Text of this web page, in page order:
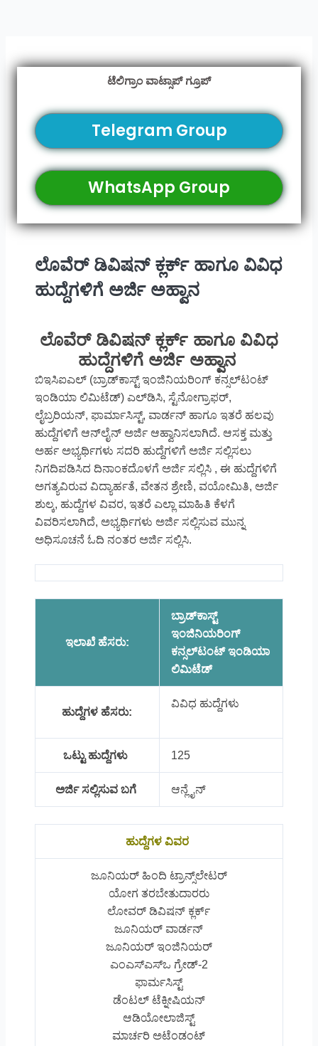
ಟೆಲಿಗ್ರಾಂ ವಾಟ್ಸಾಪ್ ಗ್ರೂಪ್
Telegram Group
WhatsApp Group
ಲೊವೆರ್ ಡಿವಿಷನ್ ಕ್ಲರ್ಕ್ ಹಾಗೂ ವಿವಿಧ
ಹುದ್ದೆಗಳಿಗೆ ಅರ್ಜಿ ಅಹ್ವಾನ
ಲೊವೆರ್ ಡಿವಿಷನ್ ಕ್ಲರ್ಕ್ ಹಾಗೂ ವಿವಿಧ
ಹುದ್ದೆಗಳಿಗೆ ಅರ್ಜಿ ಅಹ್ವಾನ
ಬಿಇಸಿಐಎಲ್ (ಬ್ರಾಡ್‌ಕಾಸ್ಟ್ ಇಂಜಿನಿಯರಿಂಗ್ ಕನ್ಸಲ್‌ಟಂಟ್‌
ಇಂಡಿಯಾ ಲಿಮಿಟೆಡ್) ಎಲ್‌ಡಿಸಿ, ಸ್ಟೆನೋಗ್ರಾಫರ್,
ಲೈಬ್ರರಿಯನ್, ಫಾರ್ಮಾಸಿಸ್ಟ್‌, ವಾರ್ಡನ್‌ ಹಾಗೂ ಇತರೆ ಹಲವು
ಹುದ್ದೆಗಳಿಗೆ ಆನ್‌ಲೈನ್‌ ಅರ್ಜಿ ಆಹ್ವಾನಿಸಲಾಗಿದೆ. ಆಸಕ್ತ ಮತ್ತು
ಅರ್ಹ ಅಭ್ಯರ್ಥಿಗಳು ಸದರಿ ಹುದ್ದೆಗಳಿಗೆ ಅರ್ಜಿ ಸಲ್ಲಿಸಲು
ನಿಗದಿಪಡಿಸಿದ ದಿನಾಂಕದೊಳಗೆ ಅರ್ಜಿ ಸಲ್ಲಿಸಿ , ಈ ಹುದ್ದೆಗಳಿಗೆ
ಅಗತ್ಯವಿರುವ ವಿದ್ಯಾರ್ಹತೆ, ವೇತನ ಶ್ರೇಣಿ, ವಯೋಮಿತಿ, ಅರ್ಜಿ
ಶುಲ್ಕ, ಹುದ್ದೆಗಳ ವಿವರ, ಇತರೆ ಎಲ್ಲಾ ಮಾಹಿತಿ ಕೆಳಗೆ
ವಿವರಿಸಲಾಗಿದೆ, ಅಭ್ಯರ್ಥಿಗಳು ಅರ್ಜಿ ಸಲ್ಲಿಸುವ ಮುನ್ನ
ಅಧಿಸೂಚನೆ ಓದಿ ನಂತರ ಅರ್ಜಿ ಸಲ್ಲಿಸಿ.
ಇಲಾಖೆ ಹೆಸರು:
ಬ್ರಾಡ್‌ಕಾಸ್ಟ್
ಇಂಜಿನಿಯರಿಂಗ್
ಕನ್ಸಲ್‌ಟಂಟ್‌ ಇಂಡಿಯಾ
ಲಿಮಿಟೆಡ್
ಹುದ್ದೆಗಳ ಹೆಸರು:
ವಿವಿಧ ಹುದ್ದೆಗಳು
ಒಟ್ಟು ಹುದ್ದೆಗಳು 125
ಅರ್ಜಿ ಸಲ್ಲಿಸುವ ಬಗೆ ಆನ್ಲೈನ್
ಹುದ್ದೆಗಳ ವಿವರ
ಜೂನಿಯರ್ ಹಿಂದಿ ಟ್ರಾನ್ಸ್‌ಲೇಟರ್
ಯೋಗ ತರಬೇತುದಾರರು
ಲೋವರ್ ಡಿವಿಷನ್ ಕ್ಲರ್ಕ್
ಜೂನಿಯರ್ ವಾರ್ಡನ್
ಜೂನಿಯರ್ ಇಂಜಿನಿಯರ್
ಎಂಎಸ್‌ಎಸ್‌ಒ ಗ್ರೇಡ್‌-2
ಫಾರ್ಮಸಿಸ್ಟ್
ಡೆಂಟಲ್ ಟೆಕ್ನೀಷಿಯನ್
ಆಡಿಯೋಲಾಜಿಸ್ಟ್‌
ಮಾರ್ಚರಿ ಅಟೆಂಡಂಟ್